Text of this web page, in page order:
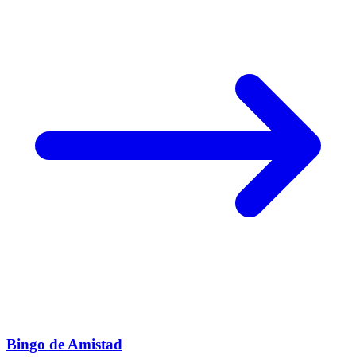
Bingo de Amistad